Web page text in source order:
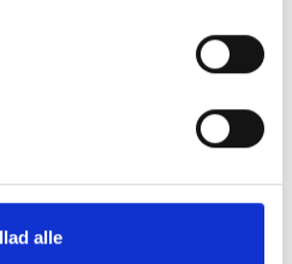
alle
i hele